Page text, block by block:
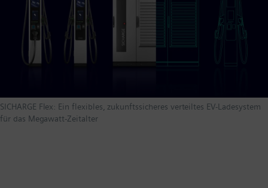
SICHARGE Flex: Ein flexibles, zukunftssicheres verteiltes EV-Ladesystem
für das Megawatt-Zeitalter